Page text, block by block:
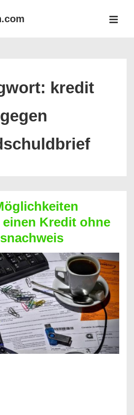
kredit
gegen
einen Kredit ohne